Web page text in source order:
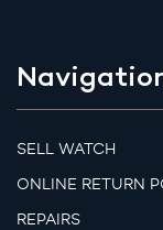
SELL WATCH
ONLINE RETURN
REPAIRS